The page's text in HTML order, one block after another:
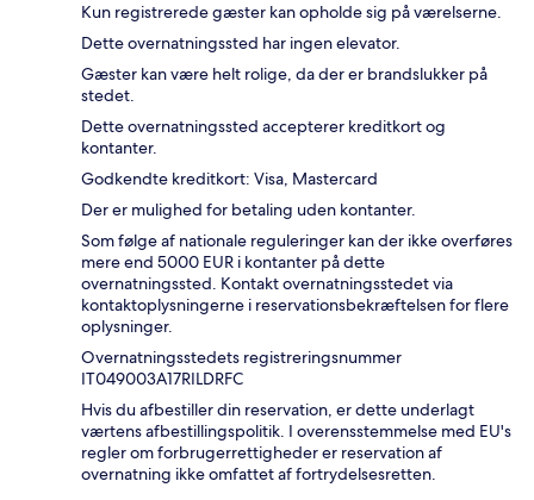
Kun registrerede gæster kan opholde sig på værelserne.
Dette overnatningssted har ingen elevator.
Gæster kan være helt rolige, da der er brandslukker på
stedet.
Dette overnatningssted accepterer kreditkort og
kontanter.
Godkendte kreditkort: Visa, Mastercard
Der er mulighed for betaling uden kontanter.
Som følge af nationale reguleringer kan der ikke overføres
mere end 5000 EUR i kontanter på dette
overnatningssted. Kontakt overnatningsstedet via
kontaktoplysningerne i reservationsbekræftelsen for flere
oplysninger.
Overnatningsstedets registreringsnummer
IT049003A17RILDRFC
Hvis du afbestiller din reservation, er dette underlagt
værtens afbestillingspolitik. I overensstemmelse med EU's
regler om forbrugerrettigheder er reservation af
overnatning ikke omfattet af fortrydelsesretten.